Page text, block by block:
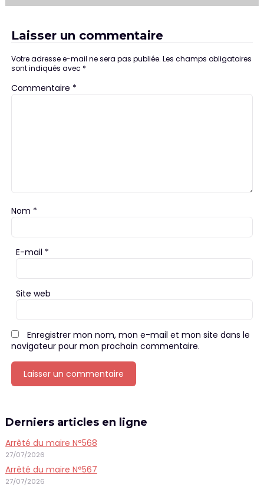
Laisser un commentaire
Votre adresse e-mail ne sera pas publiée. Les champs obligatoires
sont indiqués avec *
Commentaire *
Nom *
E-mail *
Site web
Enregistrer mon nom, mon e-mail et mon site dans le
navigateur pour mon prochain commentaire.
Derniers articles en ligne
Arrêté du maire N°568
27/07/2026
Arrêté du maire N°567
27/07/2026